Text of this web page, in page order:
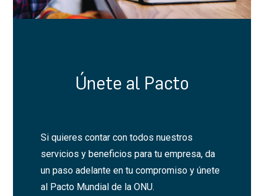
Únete al Pacto
Si quieres contar con todos nuestros
servicios y beneficios para tu empresa, da
un paso adelante en tu compromiso y únete
al Pacto Mundial de la ONU.